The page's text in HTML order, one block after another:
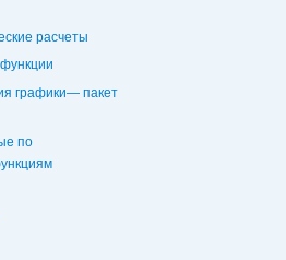
расчеты
графики— пакет
по